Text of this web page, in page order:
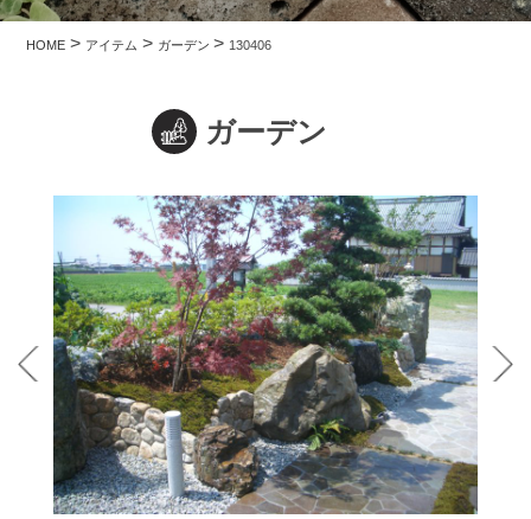
HOME > アイテム > ガーデン> 130406
ガーデン